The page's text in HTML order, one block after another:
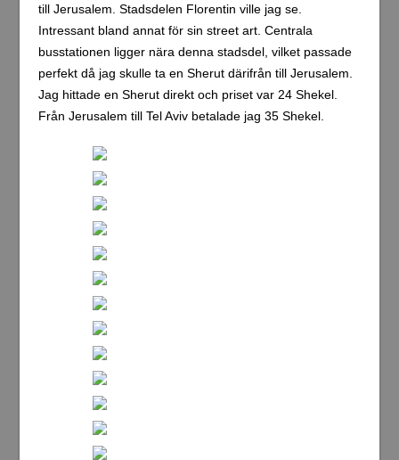
till Jerusalem. Stadsdelen Florentin ville jag se.
Intressant bland annat för sin street art. Centrala
busstationen ligger nära denna stadsdel, vilket passade
perfekt då jag skulle ta en Sherut därifrån till Jerusalem.
Jag hittade en Sherut direkt och priset var 24 Shekel.
Från Jerusalem till Tel Aviv betalade jag 35 Shekel.